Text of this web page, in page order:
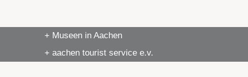
+ Museen in Aachen
+ aachen tourist service e.v.